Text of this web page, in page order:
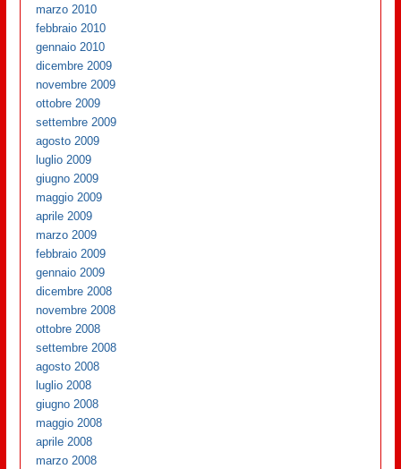
marzo 2010
febbraio 2010
gennaio 2010
dicembre 2009
novembre 2009
ottobre 2009
settembre 2009
agosto 2009
luglio 2009
giugno 2009
maggio 2009
aprile 2009
marzo 2009
febbraio 2009
gennaio 2009
dicembre 2008
novembre 2008
ottobre 2008
settembre 2008
agosto 2008
luglio 2008
giugno 2008
maggio 2008
aprile 2008
marzo 2008